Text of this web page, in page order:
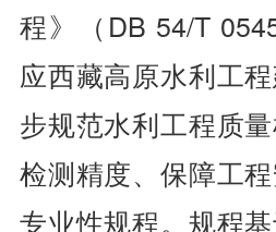
程》（DB 54/T
应西藏高原水利工
步规范水利工程质
检测精度、保障工
专业性规程。规程